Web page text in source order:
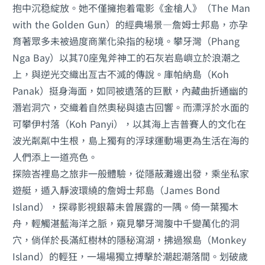
抱中沉稳綻放。她不僅擁抱着電影《金槍人》（The Man
with the Golden Gun）的經典場景—詹姆士邦島，亦孕
育著眾多未被過度商業化染指的秘境。攀牙灣（Phang
Nga Bay）以其70座鬼斧神工的石灰岩島嶼立於浪潮之
上，與逆光交織出亙古不滅的傳說。庫帕納島（Koh
Panak）挺身海面，如同被遺落的巨獸，內藏曲折通幽的
潛岩洞穴，交織着自然奧秘與遠古回響。而漂浮於水面的
可攀伊村落（Koh Panyi），以其海上吉普賽人的文化在
波光粼粼中生根，島上獨有的浮球運動場更為生活在海的
人們添上一道亮色。
探險峇裡島之旅非一般體驗，從隱蔽灘邊出發，乘坐私家
遊艇，遁入靜波環繞的詹姆士邦島（James Bond
Island），探尋影視銀幕未曾展露的一隅。倚一葉獨木
舟，輕觸湛藍海洋之脈，窺見攀牙灣腹中千變萬化的洞
穴，倘佯於長滿紅樹林的隱秘瀉湖，拂過猴島（Monkey
Island）的輕狂，一場場獨立搏擊於潮起潮落間。划破歲